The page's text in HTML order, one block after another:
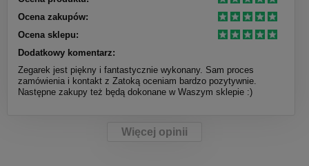
Ocena zakupów:
Ocena sklepu:
Dodatkowy komentarz:
Zegarek jest piękny i fantastycznie wykonany. Sam proces
zamówienia i kontakt z Zatoką oceniam bardzo pozytywnie.
Następne zakupy też będą dokonane w Waszym sklepie :)
Więcej opinii